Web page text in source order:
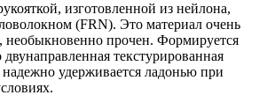
изготовленной из нейлона,
(FRN). Это материал очень
необыкновенно прочен. Формируется
текстурированная
надежно удерживается ладонью при